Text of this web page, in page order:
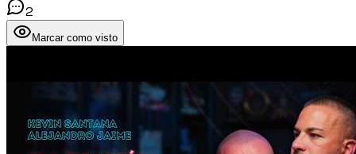
2
Marcar como visto